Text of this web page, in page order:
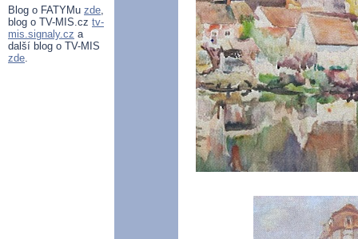
Blog o FATYMu zde,
blog o TV-MIS.cz tv-
mis.signaly.cz a
další blog o TV-MIS
zde.